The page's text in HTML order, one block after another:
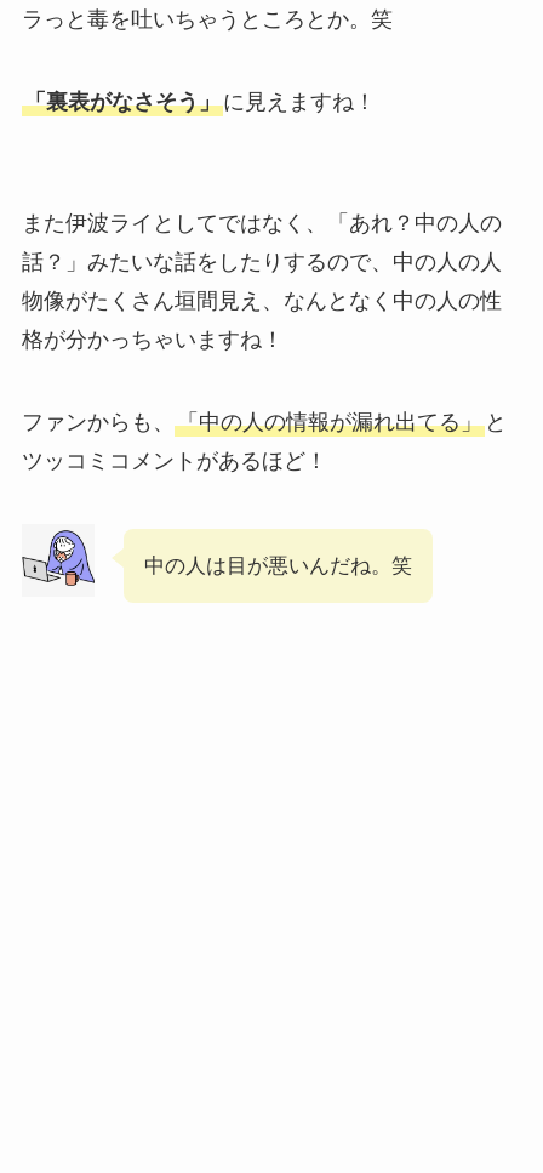
ラっと毒を吐いちゃうところとか。笑
「裏表がなさそう」に見えますね！
また伊波ライとしてではなく、「あれ？中の人の
話？」みたいな話をしたりするので、中の人の人
物像がたくさん垣間見え、なんとなく中の人の性
格が分かっちゃいますね！
ファンからも、 「中の人の情報が漏れ出てる」と
ツッコミコメントがあるほど！
中の人は目が悪いんだね。笑